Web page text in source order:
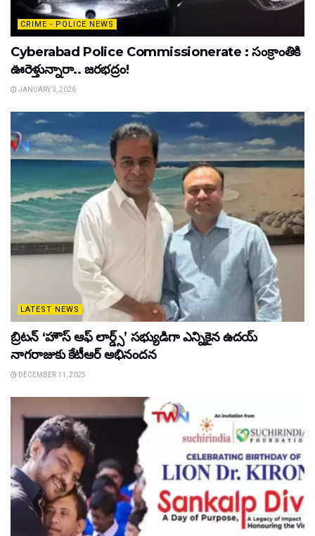
CRIME - POLICE NEWS
Cyberabad Police Commissionerate : సంక్రాంతికి
ఊరెళ్తున్నారా.. జరభద్రం!
JANUARY 3, 2026
LATEST NEWS
బ్రిటన్ ‘హౌస్ ఆఫ్ లార్డ్స్’ సభ్యుడిగా ఎన్నికైన ఉదయ్
నాగరాజుకు కేటీఆర్ అభినందన
DECEMBER 11, 2025